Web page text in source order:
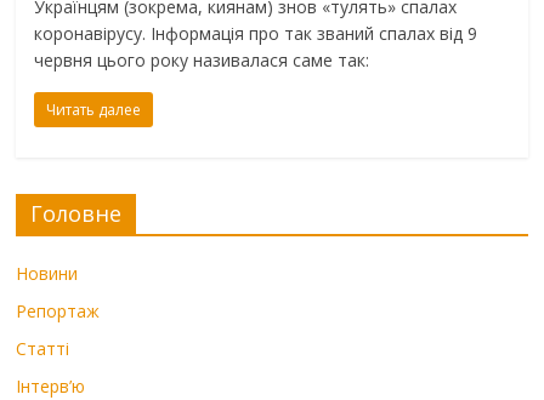
Українцям (зокрема, киянам) знов «тулять» спалах
коронавірусу. Інформація про так званий спалах від 9
червня цього року називалася саме так:
Читать далее
Головне
Новини
Репортаж
Статті
Інтерв’ю